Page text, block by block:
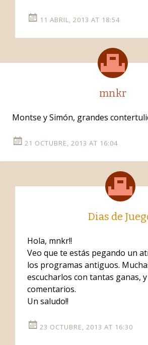
11 ABRIL, 2013 AT 18:54
mnkr
Montse y Simón, grandes
21 OCTUBRE, 2013 AT 16:04
Dias de
Hola, mnkr!!
Veo que te estás pegando un
los programas antiguos.
escucharlos con tantas ganas,
comentarios.
Un saludo!!
23 OCTUBRE, 2013 AT 16:30